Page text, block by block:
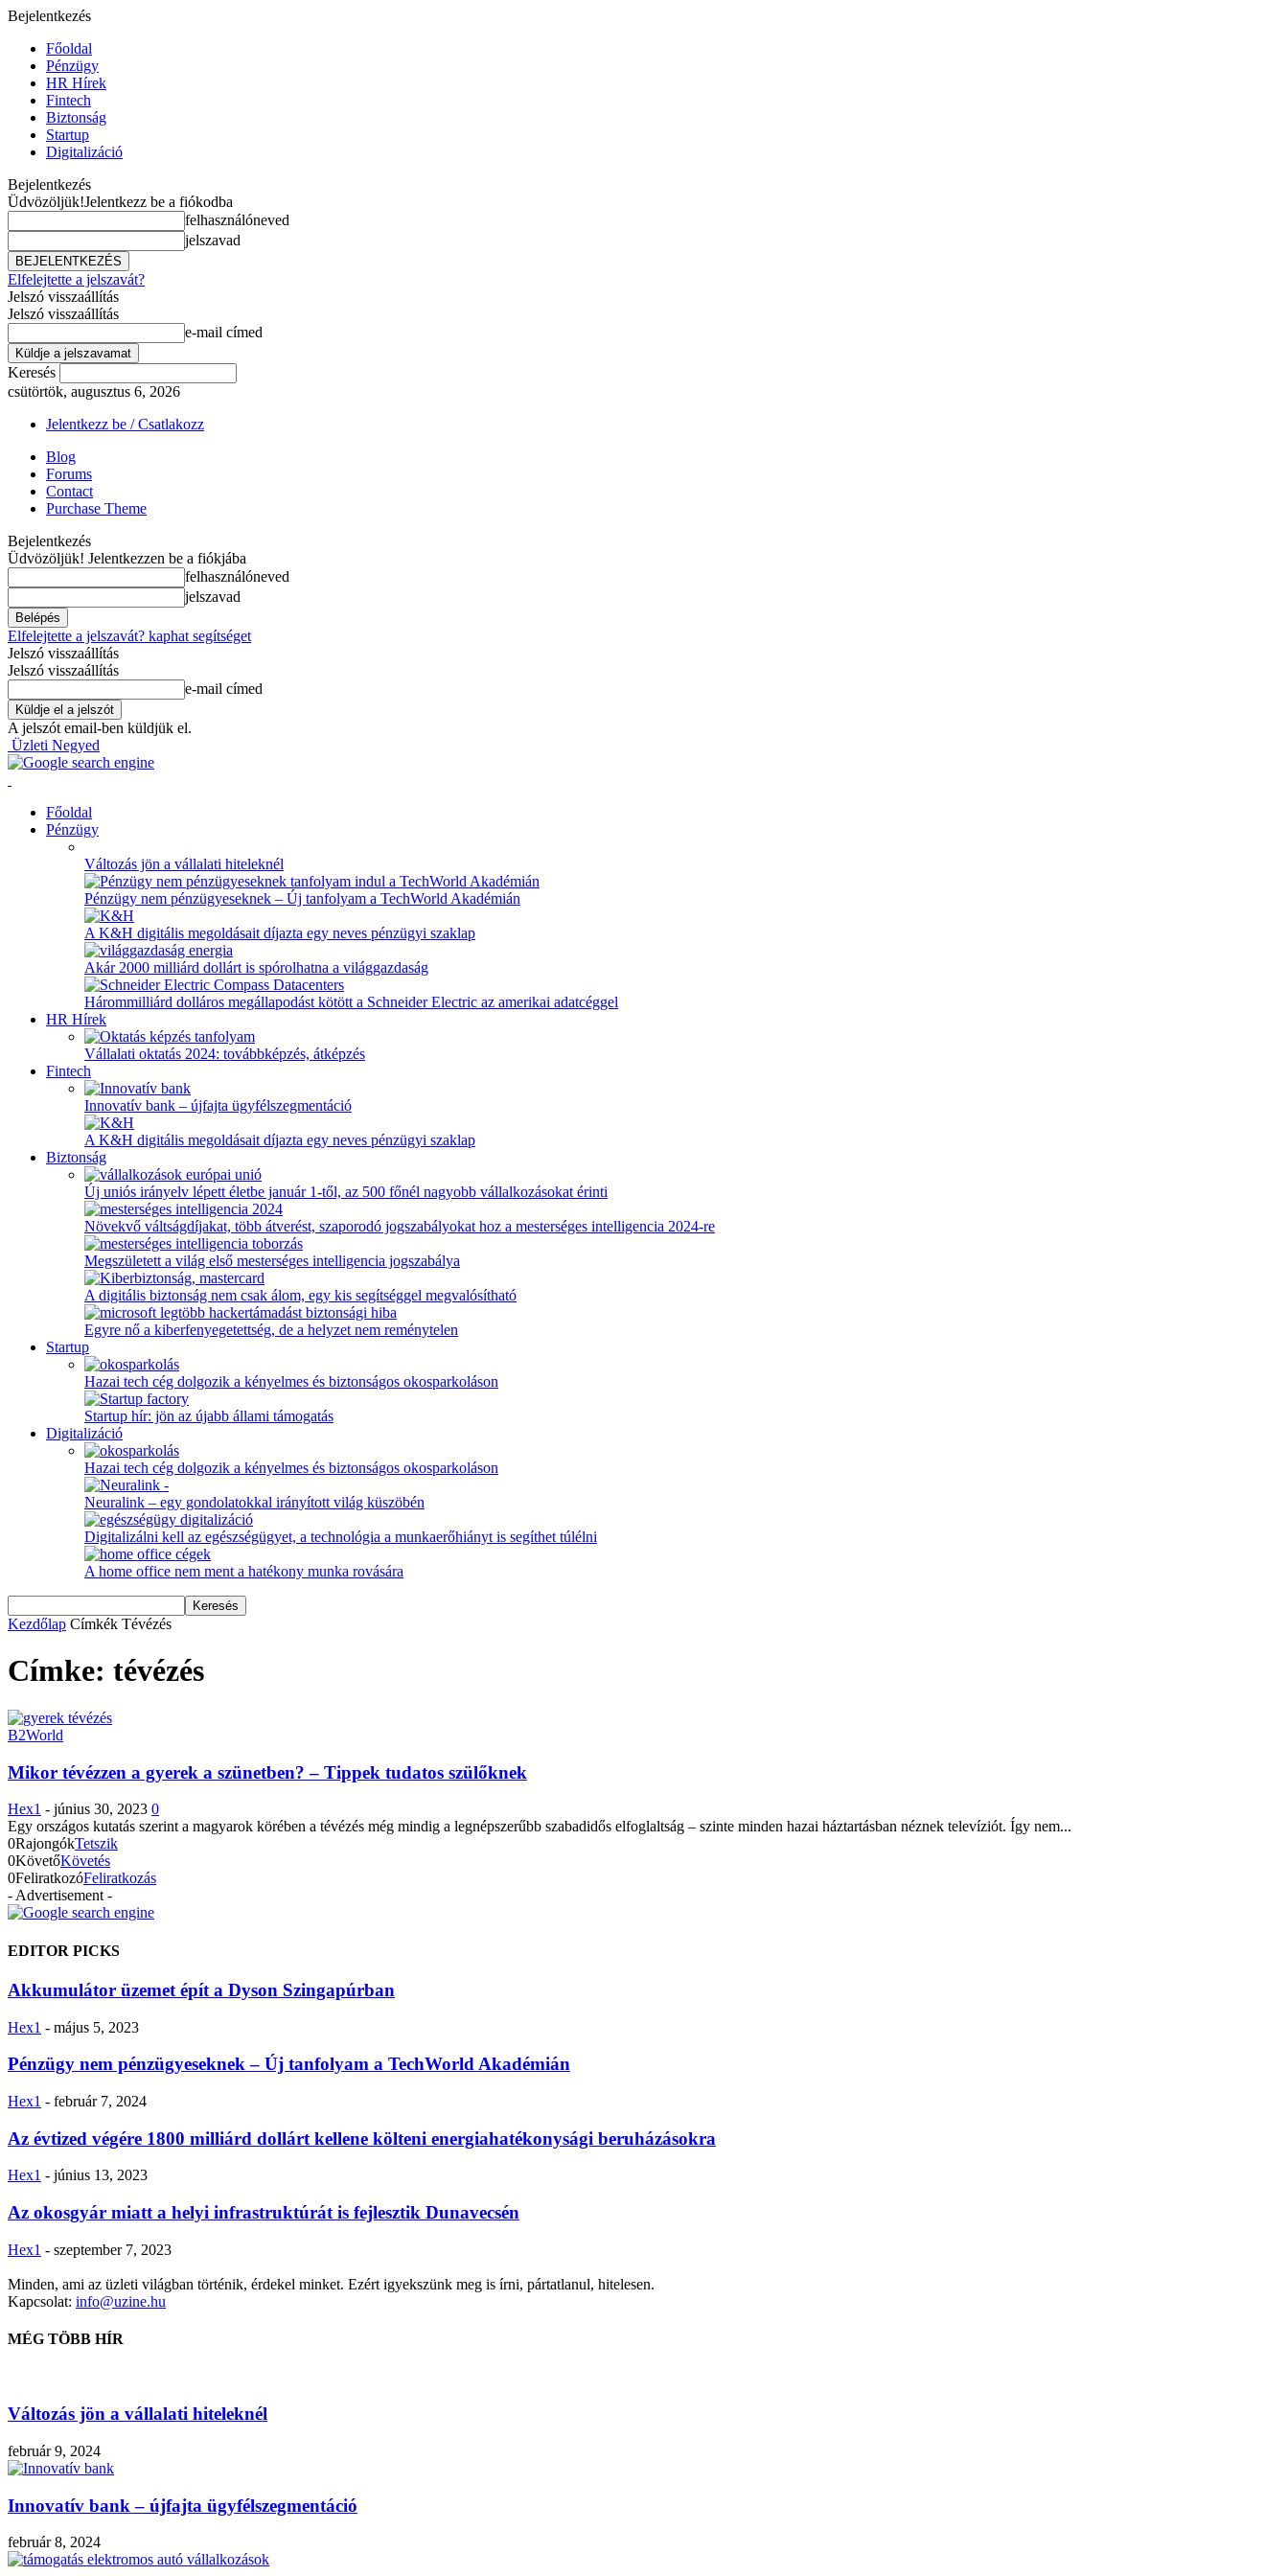
Bejelentkezés
Főoldal
Pénzügy
HR Hírek
Fintech
Biztonság
Startup
Digitalizáció
Bejelentkezés
Üdvözöljük!Jelentkezz be a fiókodba
felhasználóneved
jelszavad
Elfelejtette a jelszavát?
Jelszó visszaállítás
Jelszó visszaállítás
e-mail címed
Keresés
csütörtök, augusztus 6, 2026
Jelentkezz be / Csatlakozz
Blog
Forums
Contact
Purchase Theme
Bejelentkezés
Üdvözöljük! Jelentkezzen be a fiókjába
felhasználóneved
jelszavad
Elfelejtette a jelszavát? kaphat segítséget
Jelszó visszaállítás
Jelszó visszaállítás
e-mail címed
A jelszót email-ben küldjük el.
Üzleti Negyed
Főoldal
Pénzügy
Változás jön a vállalati hiteleknél
Pénzügy nem pénzügyeseknek – Új tanfolyam a TechWorld Akadémián
A K&H digitális megoldásait díjazta egy neves pénzügyi szaklap
Akár 2000 milliárd dollárt is spórolhatna a világgazdaság
Hárommilliárd dolláros megállapodást kötött a Schneider Electric az amerikai adatcéggel
HR Hírek
Vállalati oktatás 2024: továbbképzés, átképzés
Fintech
Innovatív bank – újfajta ügyfélszegmentáció
A K&H digitális megoldásait díjazta egy neves pénzügyi szaklap
Biztonság
Új uniós irányelv lépett életbe január 1-től, az 500 főnél nagyobb vállalkozásokat érinti
Növekvő váltságdíjakat, több átverést, szaporodó jogszabályokat hoz a mesterséges intelligencia 2024-re
Megszületett a világ első mesterséges intelligencia jogszabálya
A digitális biztonság nem csak álom, egy kis segítséggel megvalósítható
Egyre nő a kiberfenyegetettség, de a helyzet nem reménytelen
Startup
Hazai tech cég dolgozik a kényelmes és biztonságos okosparkoláson
Startup hír: jön az újabb állami támogatás
Digitalizáció
Hazai tech cég dolgozik a kényelmes és biztonságos okosparkoláson
Neuralink – egy gondolatokkal irányított világ küszöbén
Digitalizálni kell az egészségügyet, a technológia a munkaerőhiányt is segíthet túlélni
A home office nem ment a hatékony munka rovására
Kezdőlap Címkék Tévézés
Címke: tévézés
B2World
Mikor tévézzen a gyerek a szünetben? – Tippek tudatos szülőknek
Hex1 - június 30, 2023 0
Egy országos kutatás szerint a magyarok körében a tévézés még mindig a legnépszerűbb szabadidős elfoglaltság – szinte minden hazai háztartásban néznek televíziót. Így nem...
0RajongókTetszik
0KövetőKövetés
0FeliratkozóFeliratkozás
- Advertisement -
EDITOR PICKS
Akkumulátor üzemet épít a Dyson Szingapúrban
Hex1 - május 5, 2023
Pénzügy nem pénzügyeseknek – Új tanfolyam a TechWorld Akadémián
Hex1 - február 7, 2024
Az évtized végére 1800 milliárd dollárt kellene költeni energiahatékonysági beruházásokra
Hex1 - június 13, 2023
Az okosgyár miatt a helyi infrastruktúrát is fejlesztik Dunavecsén
Hex1 - szeptember 7, 2023
Minden, ami az üzleti világban történik, érdekel minket. Ezért igyekszünk meg is írni, pártatlanul, hitelesen.
Kapcsolat: info@uzine.hu
MÉG TÖBB HÍR
Változás jön a vállalati hiteleknél
február 9, 2024
Innovatív bank – újfajta ügyfélszegmentáció
február 8, 2024